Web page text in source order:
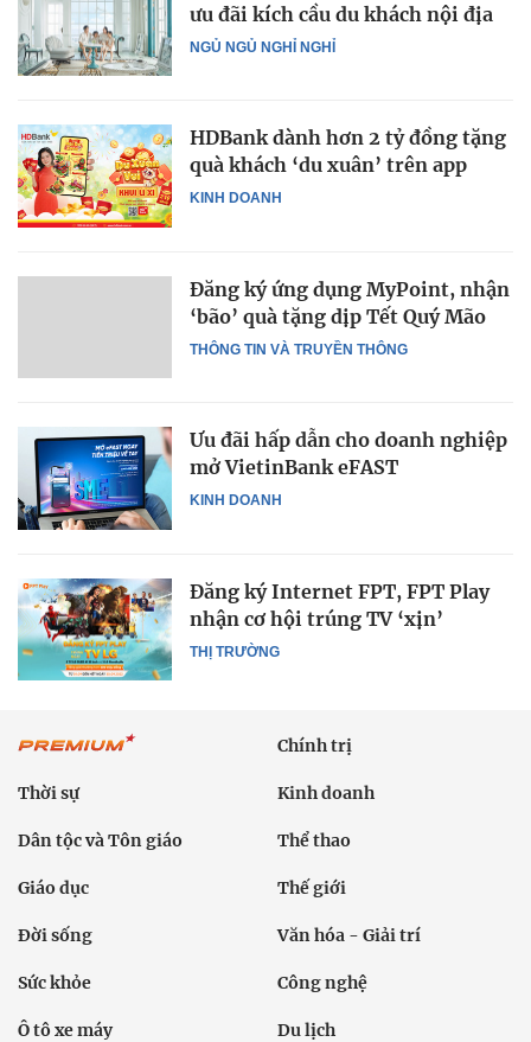
NGỦ NGỦ NGHỈ NGHỈ
ưu đãi kích cầu du khách nội địa
KINH DOANH
HDBank dành hơn 2 tỷ đồng tặng
quà khách ‘du xuân’ trên app
THÔNG TIN VÀ TRUYỀN THÔNG
Đăng ký ứng dụng MyPoint, nhận
‘bão’ quà tặng dịp Tết Quý Mão
KINH DOANH
Ưu đãi hấp dẫn cho doanh nghiệp
mở VietinBank eFAST
THỊ TRƯỜNG
Đăng ký Internet FPT, FPT Play
nhận cơ hội trúng TV ‘xịn’
Chính trị
Thời sự Kinh doanh
Dân tộc và Tôn giáo Thể thao
Giáo dục Thế giới
Đời sống Văn hóa - Giải trí
Sức khỏe Công nghệ
Ô tô xe máy Du lịch